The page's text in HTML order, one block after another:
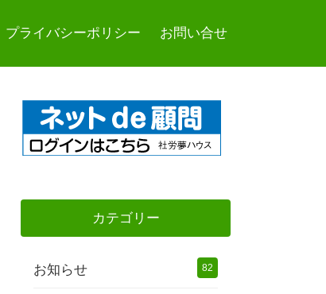
プライバシーポリシー お問い合せ
カテゴリー
お知らせ 82